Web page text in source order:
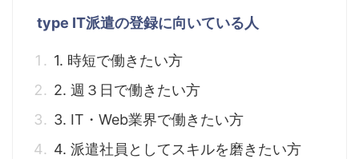
type IT派遣の登録に向いている人
1. 時短で働きたい方
2. 週３日で働きたい方
3. IT・Web業界で働きたい方
4. 派遣社員としてスキルを磨きたい方